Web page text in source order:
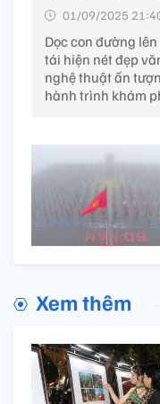
01/09/2025
Dọc con đường
tái hiện nét đẹp
nghệ thuật ấn
hành trình khám
Xem thêm